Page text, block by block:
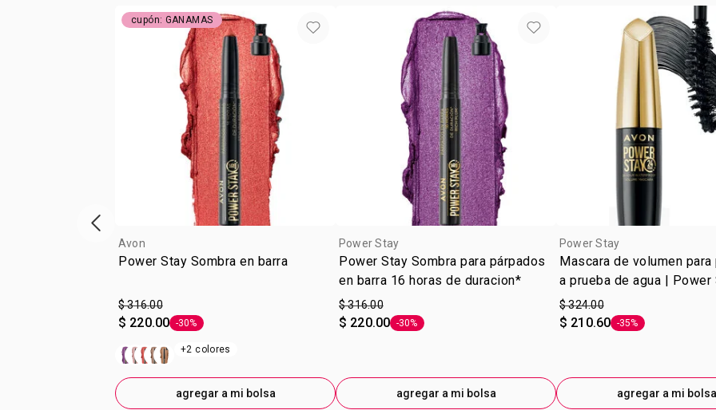
cupón: GANAMAS
Avon
Power Stay Sombra en barra
$ 316.00
$ 220.00 Etiqueta -30%
-30%
+2 colores
agregar a mi bolsa
Power Stay
Power Stay Sombra para párpados
en barra 16 horas de duracion*
$ 316.00
$ 220.00 Etiqueta -30%
-30%
agregar a mi bolsa
Power Stay
Mascara de volumen
a prueba de agua | Power
$ 324.00
$ 210.60 Etiqueta -35%
-35%
agregar a mi bolsa
escaparate de productos anterior